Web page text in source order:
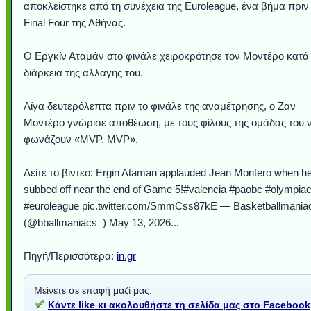
αποκλείστηκε από τη συνέχεια της Euroleague, ένα βήμα πριν
Final Four της Αθήνας.
Ο Εργκίν Αταμάν στο φινάλε χειροκρότησε τον Μοντέρο κατά
διάρκεια της αλλαγής του.
Λίγα δευτερόλεπτα πριν το φινάλε της αναμέτρησης, ο Ζαν
Μοντέρο γνώρισε αποθέωση, με τους φίλους της ομάδας του
φωνάζουν «MVP, MVP».
Δείτε το βίντεο: Ergin Ataman applauded Jean Montero when
subbed off near the end of Game 5!#valencia #paobc
#euroleague pic.twitter.com/SmmCss87kE —
(@bballmaniacs_) May 13, 2026...
Πηγή/Περισσότερα: in.gr
Μείνετε σε επαφή μαζί μας:
Κάντε like κι ακολουθήστε τη σελίδα μας στο Facebook
τα μαλλιά
Σταθμός: Ο
το παράθυρό
καταιγίδα
από
στην
Αθήνας από το
που κάνει το
φωτίσει τη Γη
κι απ' το
λεοπάρδαλη
μωρό
Νορβηγία που